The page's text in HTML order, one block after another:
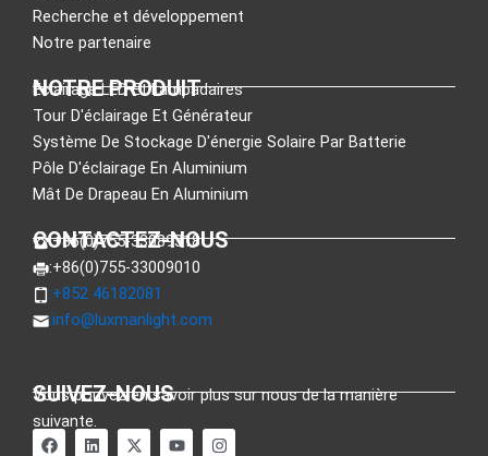
Recherche et développement
Notre partenaire
NOTRE PRODUIT
Éclairage LED Et Lampadaires
Tour D'éclairage Et Générateur
Système De Stockage D'énergie Solaire Par Batterie
Pôle D'éclairage En Aluminium
Mât De Drapeau En Aluminium
CONTACTEZ-NOUS
:+86(0)755-33089318
:+86(0)755-33009010
:+852 46182081
:info@luxmanlight.com
SUIVEZ-NOUS
Vous pouvez en savoir plus sur nous de la manière
suivante.
F L X Y I